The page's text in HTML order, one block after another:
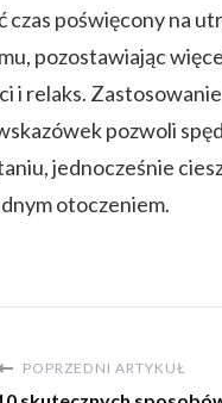
czas poświęcony na
pozostawiając
i relaks.
pozwoli
jednocześnie
otoczeniem.
POPRZEDNI ARTYKUŁ